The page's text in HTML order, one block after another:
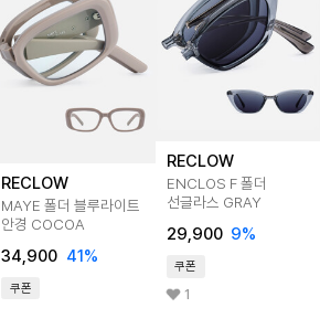
RECLOW
MAYE 폴더 블루라이트
안경 COCOA
34,900 41%
쿠폰
RECLOW
ENCLOS F 폴더
선글라스 GRAY
29,900 9%
쿠폰
1